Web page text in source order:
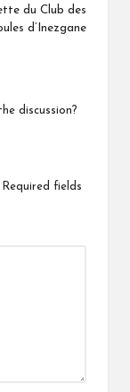
du Club des
d’Inezgane
discussion?
Required fields